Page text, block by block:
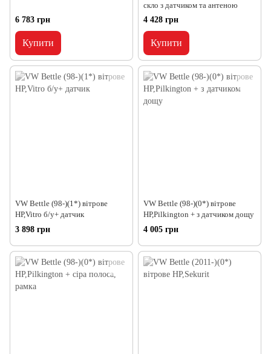
6 783 грн
Купити
скло з датчиком та антеною
4 428 грн
Купити
VW Bettle (98-)(1*) вітрове
НР,Vitro б/у+ датчик
3 898 грн
VW Bettle (98-)(0*) вітрове
НР,Pilkington + з датчиком дощу
4 005 грн